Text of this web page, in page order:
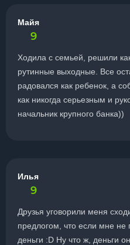
Майя
9
Ходила с семьей, решили
рутинные выходные. Все
радовался как ребенок, а
как никогда серьезным и
начальник крупного банка))
Илья
9
Друзья уговорили меня
предлогом, что если мне не
деньги :D Ну что ж, деньги